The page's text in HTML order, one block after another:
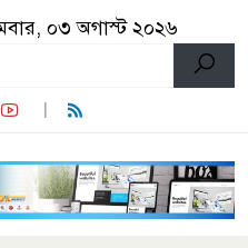
০৩ অগাস্ট ২০২৬